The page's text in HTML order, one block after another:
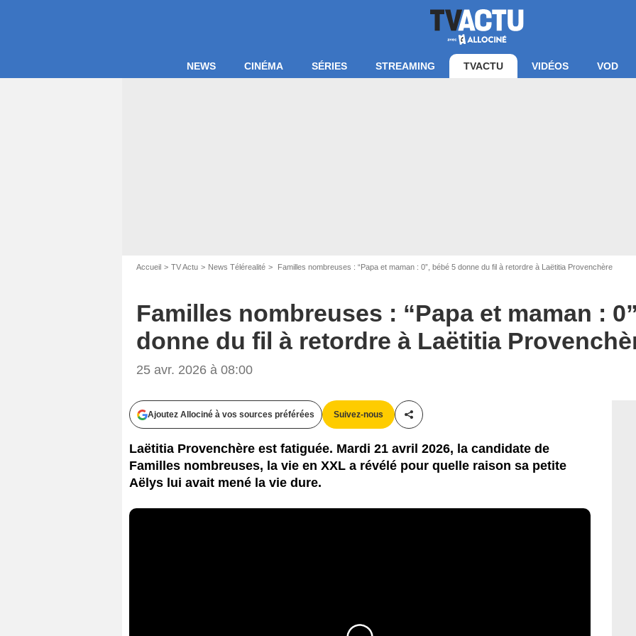
NEWS CINÉMA SÉRIES STREAMING TVACTU VIDÉOS VOD
Accueil TV Actu News Télérealité Familles nombreuses : “Papa et maman : 0”, bébé 5 donne du fil à retordre à Laëtitia Provenchère
Familles nombreuses : “Papa et maman :
donne du fil à retordre à Laëtitia
25 avr. 2026 à 08:00
Ajoutez Allociné à vos sources préférées Suivez-nous
Partager cet article
Laëtitia Provenchère est fatiguée. Mardi 21 avril 2026, la candidate de
Familles nombreuses, la vie en XXL a révélé pour quelle raison sa petite
Aëlys lui avait mené la vie dure.